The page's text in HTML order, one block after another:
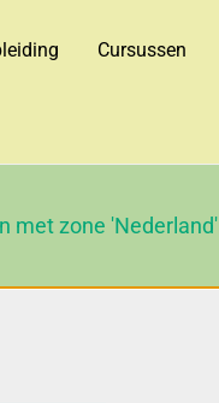
Cursussen
met zone 'Nederland'